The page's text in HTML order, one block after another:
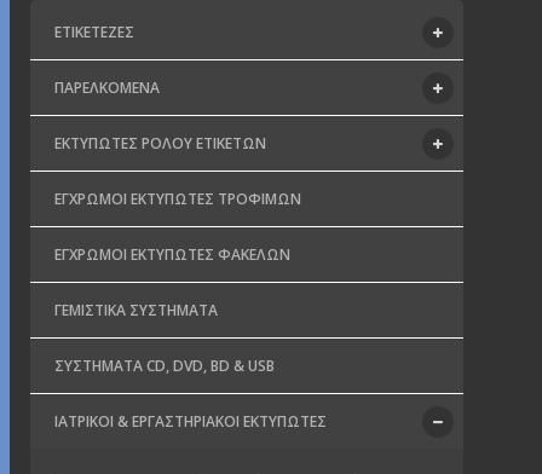
ΕΤΙΚΕΤΈΖΕΣ
ΠΑΡΕΛΚΌΜΕΝΑ
ΕΚΤΥΠΩΤΈΣ ΡΟΛΟΎ ΕΤΙΚΕΤΏΝ
ΈΓΧΡΩΜΟΙ ΕΚΤΥΠΩΤΈΣ ΤΡΟΦΊΜΩΝ
ΈΓΧΡΩΜΟΙ ΕΚΤΥΠΩΤΈΣ ΦΑΚΈΛΩΝ
ΓΕΜΙΣΤΙΚΆ ΣΥΣΤΉΜΑΤΑ
ΣΥΣΤΉΜΑΤΑ CD, DVD, BD & USB
ΙΑΤΡΙΚΟΊ & ΕΡΓΑΣΤΗΡΙΑΚΟΊ ΕΚΤΥΠΩΤΈΣ